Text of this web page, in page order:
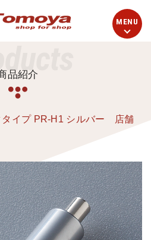
品紹介
タイプ PR-H1 シルバー 店舗